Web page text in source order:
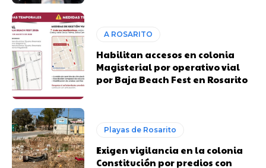
A ROSARITO
Habilitan accesos en colonia
Magisterial por operativo vial
por Baja Beach Fest en Rosarito
Playas de Rosarito
Exigen vigilancia en la colonia
Constitución por predios con